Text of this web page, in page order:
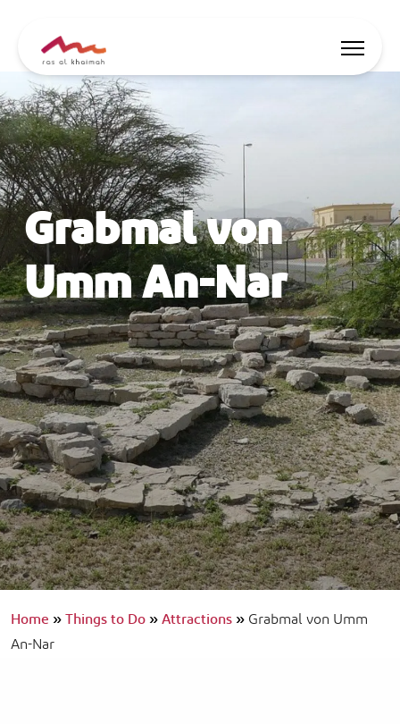
Angebote
Inspiriert werden
Wo übernachten
Dinge zu tun
Reise planen
🇩🇪 DE Events Suche
Grabmal von
Umm An-Nar
Home»Things to Do»Attractions»Grabmal von Umm
An-Nar